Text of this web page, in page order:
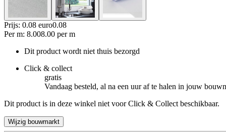
Prijs: 0.08 euro0.08
Per m: 8.008.00 per m
Dit product wordt niet thuis bezorgd
Click & collect
gratis
Vandaag besteld, al na een uur af te halen in jouw
Dit product is in deze winkel niet voor Click & Collect beschikbaar.
Wijzig bouwmarkt